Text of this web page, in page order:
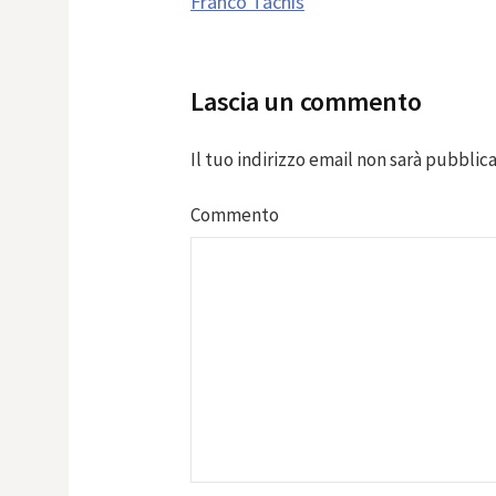
Lascia un commento
Il tuo indirizzo email non sarà
Commento